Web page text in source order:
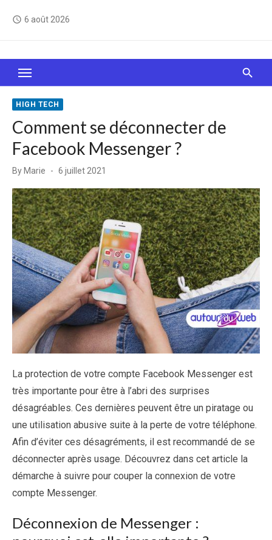
access_time 6 août 2026
Le Web, c'est comme une boîte de chocolats… On
sait jamais sur quoi on va tomber !
HIGH TECH
Comment se déconnecter de
Facebook Messenger ?
By Marie
Posted
6 juillet 2021
La protection de votre compte Facebook Messenger est
très importante pour être à l’abri des surprises
désagréables. Ces dernières peuvent être un piratage ou
une utilisation abusive suite à la perte de votre téléphone.
Afin d’éviter ces désagréments, il est recommandé de se
déconnecter après usage. Découvrez dans cet article la
démarche à suivre pour couper la connexion de votre
compte Messenger.
Déconnexion de Messenger :